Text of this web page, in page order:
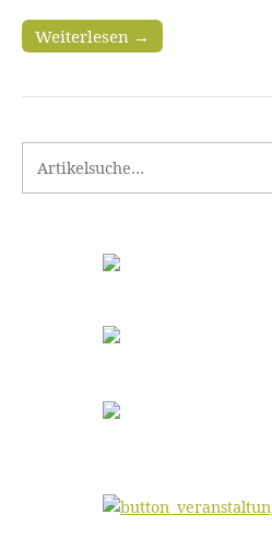
Weiterlesen →